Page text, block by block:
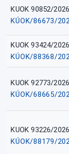
KUOK 90852/2026
KÚOK/86673/
KUOK 93424/2026
KÚOK/88368/
KUOK 92773/2026
KÚOK/68665/
KUOK 93226/2026
KÚOK/88179/